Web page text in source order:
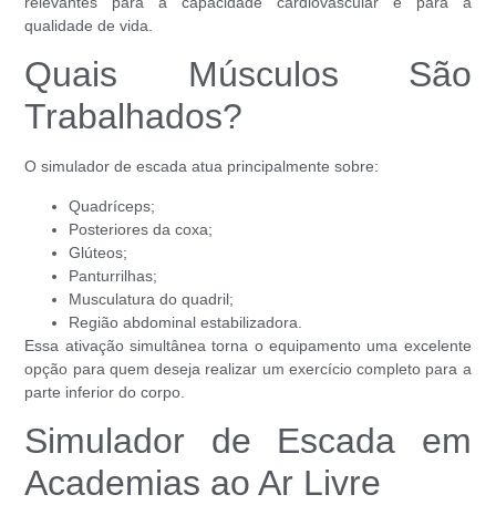
qualidade de vida.
Quais Músculos São
Trabalhados?
O simulador de escada atua principalmente sobre:
Quadríceps;
Posteriores da coxa;
Glúteos;
Panturrilhas;
Musculatura do quadril;
Região abdominal estabilizadora.
Essa ativação simultânea torna o equipamento uma excelente
opção para quem deseja realizar um exercício completo para a
parte inferior do corpo.
Simulador de Escada em
Academias ao Ar Livre